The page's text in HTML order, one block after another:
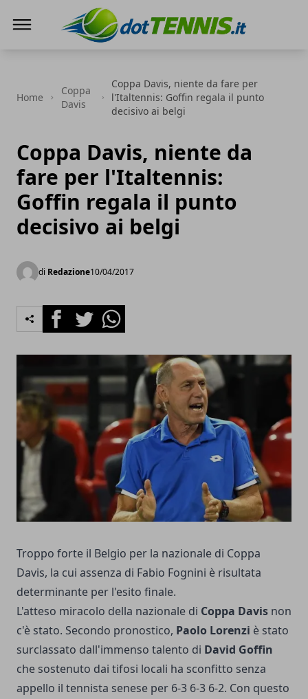
Home
Coppa
Davis
Coppa Davis, niente da fare per
l'Italtennis: Goffin regala il punto
decisivo ai belgi
Coppa Davis, niente da
fare per l'Italtennis:
Goffin regala il punto
decisivo ai belgi
di Redazione10/04/2017
FacebookTwitterWhatsapp
Troppo forte il Belgio per la nazionale di Coppa
Davis, la cui assenza di Fabio Fognini è risultata
determinante per l'esito finale.
L'atteso miracolo della nazionale di Coppa Davis non
c'è stato. Secondo pronostico, Paolo Lorenzi è stato
surclassato dall'immenso talento di David Goffin
che sostenuto dai tifosi locali ha sconfitto senza
appello il tennista senese per 6-3 6-3 6-2. Con questo